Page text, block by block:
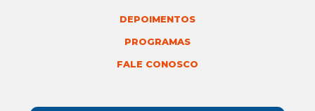
DEPOIMENTOS
PROGRAMAS
FALE CONOSCO